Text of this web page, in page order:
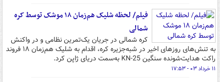
فیلم/ لحظه شلیک هم‌زمان ۱۸ موشک‌ توسط کره
شمالی
کره شمالی در جریان یک‌تمرین نظامی و در واکنش
به تنش‌های روزهای اخیر در شبه‌جزیره کره، اقدام به شلیک هم‌زمان ۱۸ فروند
راکت هدایت‌شونده سنگین KN-25 به‌سمت دریای ژاپن کرد.
۱۱ خرداد ۰۳ - ۱۷:۵۳